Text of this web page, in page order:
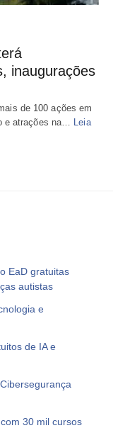
inaugurações
de 100 ações em
e atrações na…
Leia
EaD gratuitas
autistas
e
de IA e
30 mil cursos